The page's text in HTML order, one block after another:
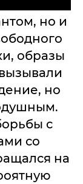
но и
образы
но
с
со
на